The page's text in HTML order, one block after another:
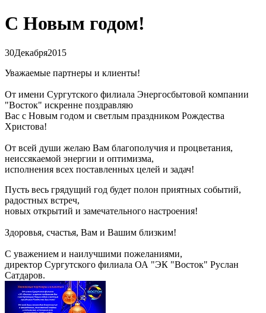
С Новым годом!
30Декабря2015
Уважаемые партнеры и клиенты!
От имени Сургутского филиала Энергосбытовой компании
"Восток" искренне поздравляю
Вас с Новым годом и светлым праздником Рождества
Христова!
От всей души желаю Вам благополучия и процветания,
неиссякаемой энергии и оптимизма,
исполнения всех поставленных целей и задач!
Пусть весь грядущий год будет полон приятных событий,
радостных встреч,
новых открытий и замечательного настроения!
Здоровья, счастья, Вам и Вашим близким!
С уважением и наилучшими пожеланиями,
директор Сургутского филиала ОА "ЭК "Восток" Руслан
Сатдаров.